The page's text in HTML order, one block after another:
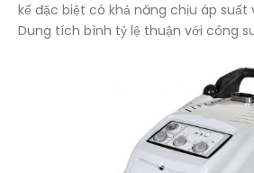
kế đặc biệt có khả năng chịu áp suất
Dung tích bình tỷ lệ thuận với công